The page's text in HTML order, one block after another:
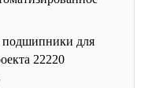
подшипники для
22220